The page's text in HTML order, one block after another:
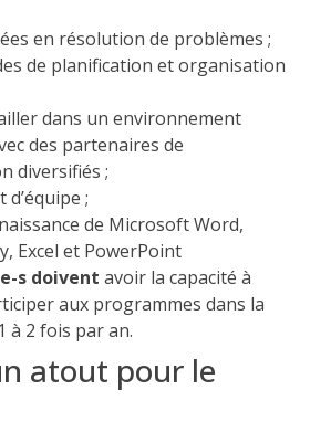
en résolution de problèmes ;
de planification et organisation
dans un environnement
des partenaires de
diversifiés ;
;
de Microsoft Word,
Excel et PowerPoint
s doivent avoir la capacité à
aux programmes dans la
à 2 fois par an.
atout pour le